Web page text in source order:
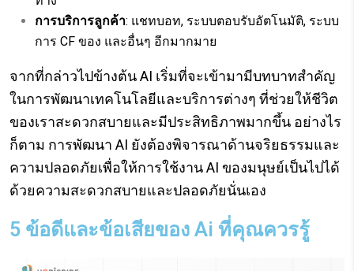
การบริการลูกค้า: แชทบอท, ระบบตอบรับอัตโนมัติ, ระบบ
การ CF ของ และอื่นๆ อีกมากมาย
จากที่กล่าวไปข้างต้น AI เริ่มที่จะเข้ามามีบทบาทสำคัญ
ในการพัฒนาเทคโนโลยีและบริการต่างๆ ที่ช่วยให้ชีวิต
ของเราสะดวกสบายและมีประสิทธิภาพมากขึ้น อย่างไร
ก็ตาม การพัฒนา AI ยังต้องพิจารณาด้านจริยธรรมและ
ความปลอดภัยเพื่อให้การใช้งาน AI ของมนุษย์เป็นไปได้
ด้วยความสะดวกสบายและปลอดภัยนั่นเอง
5 ข้อดีและข้อเสียของ Ai ที่คุณควรรู้